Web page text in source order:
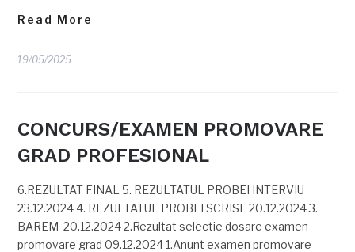
Read More
19/05/2025
CONCURS/EXAMEN PROMOVARE
GRAD PROFESIONAL
6.REZULTAT FINAL 5. REZULTATUL PROBEI INTERVIU
23.12.2024 4. REZULTATUL PROBEI SCRISE 20.12.2024 3.
BAREM 20.12.2024 2.Rezultat selectie dosare examen
promovare grad 09.12.2024 1.Anunt examen promovare